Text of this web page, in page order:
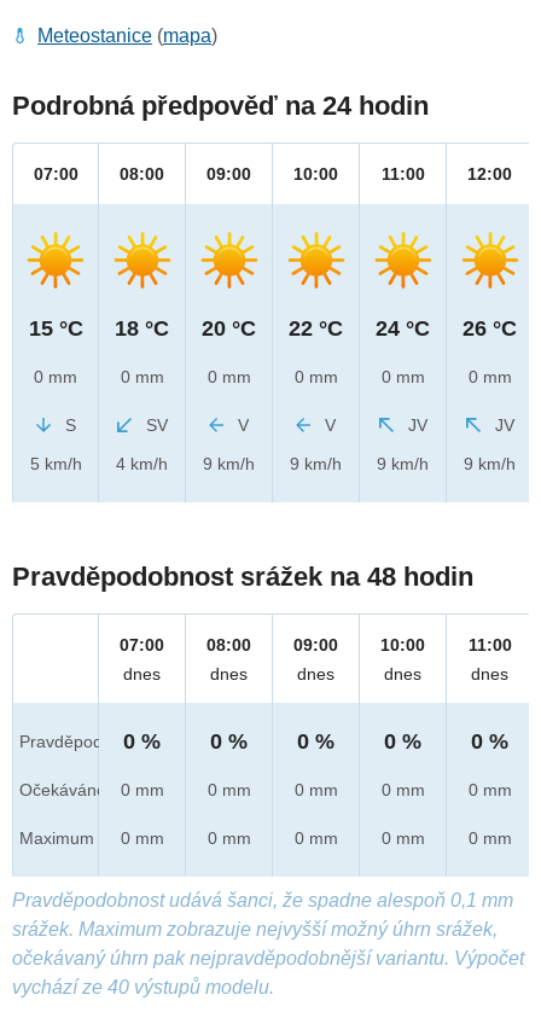
Meteostanice (mapa)
Podrobná předpověď na 24 hodin
07:00
15 °C
0 mm
S
5 km/h
08:00
18 °C
0 mm
SV
4 km/h
09:00
20 °C
0 mm
V
9 km/h
10:00
22 °C
0 mm
V
9 km/h
11:00
24 °C
0 mm
JV
9 km/h
12:00
26 °C
0 mm
JV
9 km/h
Pravděpodobnost srážek na 48 hodin
Pravděpod.
Očekáváno
Maximum
07:00
dnes
0 %
0 mm
0 mm
08:00
dnes
0 %
0 mm
0 mm
09:00
dnes
0 %
0 mm
0 mm
10:00
dnes
0 %
0 mm
0 mm
11:00
dnes
0 %
0 mm
0 mm
Pravděpodobnost udává šanci, že spadne alespoň 0,1 mm
srážek. Maximum zobrazuje nejvyšší možný úhrn srážek,
očekávaný úhrn pak nejpravděpodobnější variantu. Výpočet
vychází ze 40 výstupů modelu.